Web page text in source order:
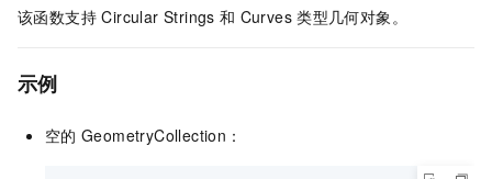
该函数支持 Circular Strings 和 Curves 类型几何对象。
示例
空的 GeometryCollection：